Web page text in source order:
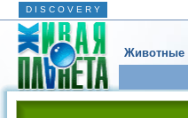
D I S C O V E R Y
Животные